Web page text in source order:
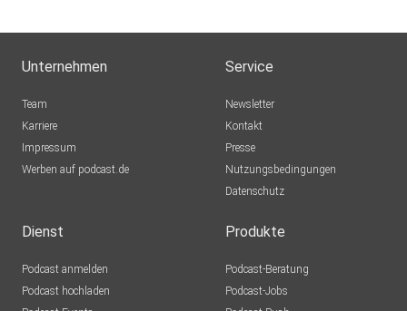
Unternehmen
Team
Karriere
Impressum
Werben auf podcast.de
Service
Newsletter
Kontakt
Presse
Nutzungsbedingungen
Datenschutz
Dienst
Podcast anmelden
Podcast hochladen
Produkte
Podcast-Beratung
Podcast-Jobs